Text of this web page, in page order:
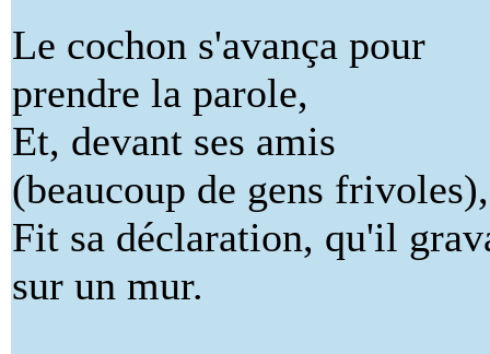
Le cochon s'avança pour
prendre la parole,
Et, devant ses amis
(beaucoup de gens frivoles),
Fit sa déclaration, qu'il
sur un mur.